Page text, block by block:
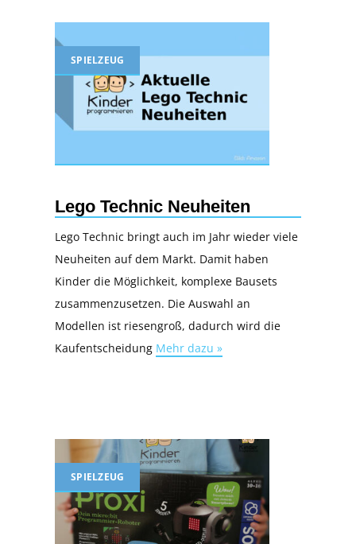
SPIELZEUG
Lego Technic Neuheiten
Lego Technic bringt auch im Jahr wieder viele
Neuheiten auf dem Markt. Damit haben
Kinder die Möglichkeit, komplexe Bausets
zusammenzusetzen. Die Auswahl an
Modellen ist riesengroß, dadurch wird die
Kaufentscheidung Mehr dazu »
SPIELZEUG